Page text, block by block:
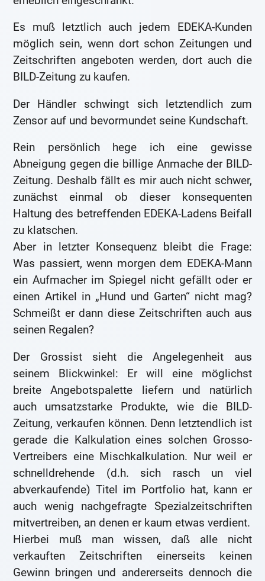
Es muß letztlich auch jedem EDEKA-Kunden
möglich sein, wenn dort schon Zeitungen und
Zeitschriften angeboten werden, dort auch die
BILD-Zeitung zu kaufen.
Der Händler schwingt sich letztendlich zum
Zensor auf und bevormundet seine Kundschaft.
Rein persönlich hege ich eine gewisse
Abneigung gegen die billige Anmache der BILD-
Zeitung. Deshalb fällt es mir auch nicht schwer,
zunächst einmal ob dieser konsequenten
Haltung des betreffenden EDEKA-Ladens Beifall
zu klatschen.
Aber in letzter Konsequenz bleibt die Frage:
Was passiert, wenn morgen dem EDEKA-Mann
ein Aufmacher im Spiegel nicht gefällt oder er
einen Artikel in „Hund und Garten“ nicht mag?
Schmeißt er dann diese Zeitschriften auch aus
seinen Regalen?
Der Grossist sieht die Angelegenheit aus
seinem Blickwinkel: Er will eine möglichst
breite Angebotspalette liefern und natürlich
auch umsatzstarke Produkte, wie die BILD-
Zeitung, verkaufen können. Denn letztendlich ist
gerade die Kalkulation eines solchen Grosso-
Vertreibers eine Mischkalkulation. Nur weil er
schnelldrehende (d.h. sich rasch un viel
abverkaufende) Titel im Portfolio hat, kann er
auch wenig nachgefragte Spezialzeitschriften
mitvertreiben, an denen er kaum etwas verdient.
Hierbei muß man wissen, daß alle nicht
verkauften Zeitschriften einerseits keinen
Gewinn bringen und andererseits dennoch die